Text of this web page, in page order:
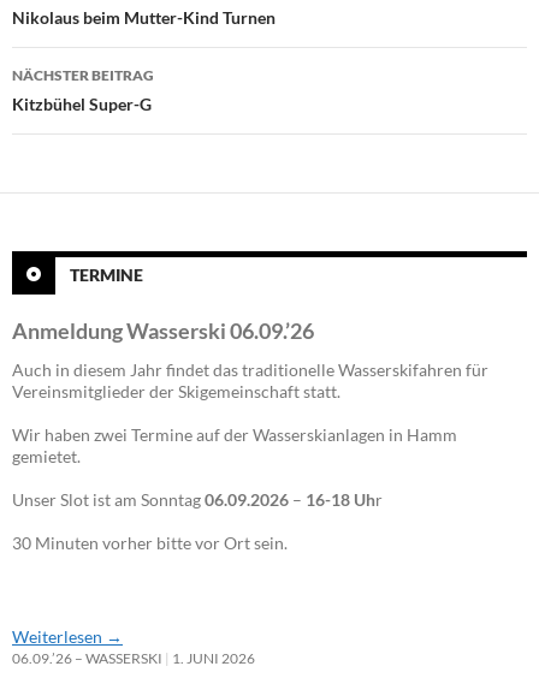
Nikolaus beim Mutter-Kind Turnen
NÄCHSTER BEITRAG
Kitzbühel Super-G
TERMINE
Anmeldung Wasserski 06.09.’26
Auch in diesem Jahr findet das traditionelle Wasserskifahren für
Vereinsmitglieder der Skigemeinschaft statt.
Wir haben zwei Termine auf der Wasserskianlagen in Hamm
gemietet.
Unser Slot ist am Sonntag06.09.2026 – 16-18 Uhr
30 Minuten vorher bitte vor Ort sein.
Weiterlesen →
06.09.’26 – WASSERSKI 1. JUNI 2026